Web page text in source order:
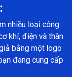
nhiều loại công
khí, điện và thân
bằng một logo
đang cung cấp